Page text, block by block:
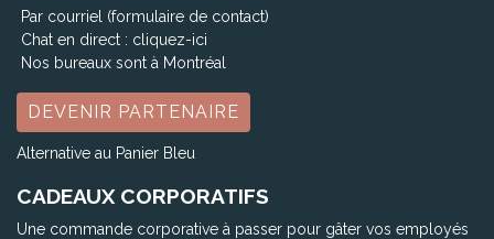
Par courriel (formulaire de contact)
Chat en direct : cliquez-ici
Nos bureaux sont à Montréal
DEVENIR PARTENAIRE
Alternative au Panier Bleu
CADEAUX CORPORATIFS
Une commande corporative à passer pour gâter vos employés